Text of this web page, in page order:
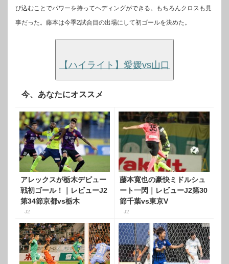
び込むことでパワーを持ってヘディングができる。もちろんクロスも見
事だった。藤本は今季2試合目の出場にして初ゴールを決めた。
【ハイライト】愛媛vs山口
今、あなたにオススメ
アレックスが栃木デビュー
戦初ゴール！｜レビューJ2
第34節京都vs栃木
J2
藤本寛也の豪快ミドルシュ
ート一閃｜レビューJ2第30
節千葉vs東京V
J2